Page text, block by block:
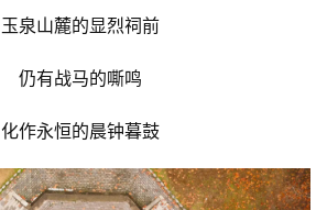
玉泉山麓的显烈祠前
仍有战马的嘶鸣
化作永恒的晨钟暮鼓